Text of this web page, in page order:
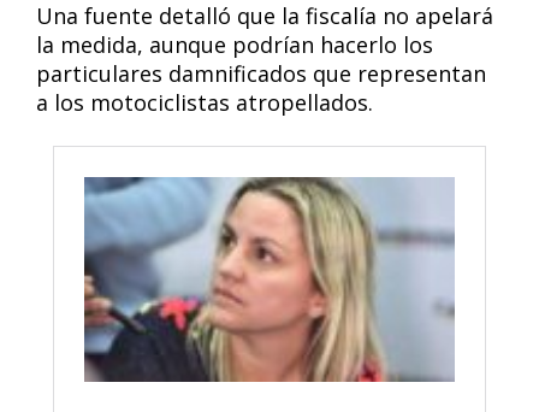
Una fuente detalló que la fiscalía no apelará
la medida, aunque podrían hacerlo los
particulares damnificados que representan
a los motociclistas atropellados.